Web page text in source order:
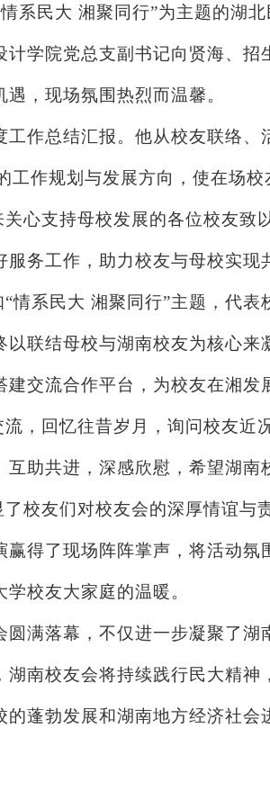
系民大 湘聚同行”为主题的湖
学院党总支副书记向贤海、
，现场氛围热烈而温馨。
工作总结汇报。他从校友联络
作规划与发展方向，使在场
关心支持母校发展的各位校友致
务工作，助力校友与母校实现
“情系民大 湘聚同行”主题，代
联结母校与湖南校友为核心
交流合作平台，为校友在湘发
，回忆往昔岁月，询问校友
助共进，深感欣慰，希望湖南
校友们对校友会的深厚情谊
得了现场阵阵掌声，将活动
校友大家庭的温暖。
圆满落幕，不仅进一步凝聚了
南校友会将持续践行民大精
蓬勃发展和湖南地方经济社会